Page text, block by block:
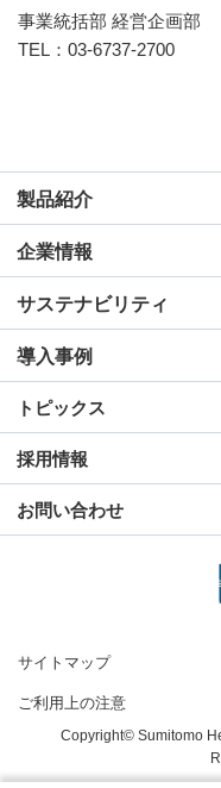
事業統括部 経営企画部
TEL：03-6737-2700
製品紹介
企業情報
サステナビリティ
導入事例
トピックス
採用情報
お問い合わせ
サイトマップ
ご利用上の注意
Copyright© Sumitomo